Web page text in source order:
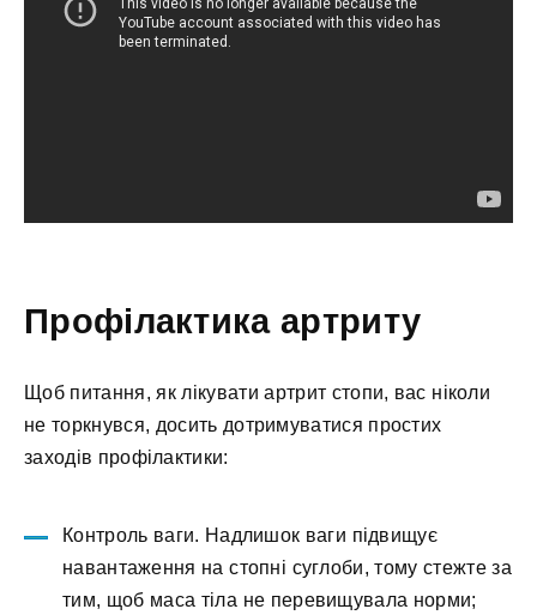
Профілактика артриту
Щоб питання, як лікувати артрит стопи, вас ніколи
не торкнувся, досить дотримуватися простих
заходів профілактики:
Контроль ваги. Надлишок ваги підвищує
навантаження на стопні суглоби, тому стежте за
тим, щоб маса тіла не перевищувала норми;